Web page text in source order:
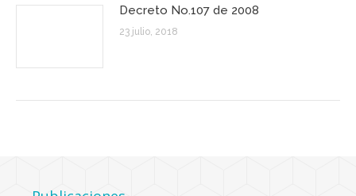
Decreto No.107 de 2008
23 julio, 2018